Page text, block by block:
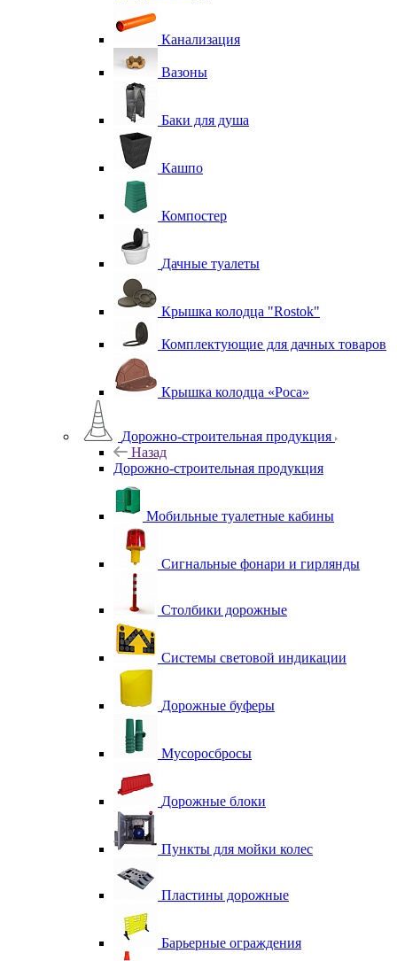
Канализация
Вазоны
Баки для душа
Кашпо
Компостер
Дачные туалеты
Крышка колодца "Rostok"
Комплектующие для дачных товаров
Крышка колодца «Роса»
Дорожно-строительная продукция
Назад
Дорожно-строительная продукция
Мобильные туалетные кабины
Сигнальные фонари и гирлянды
Столбики дорожные
Системы световой индикации
Дорожные буферы
Мусоросбросы
Дорожные блоки
Пункты для мойки колес
Пластины дорожные
Барьерные ограждения